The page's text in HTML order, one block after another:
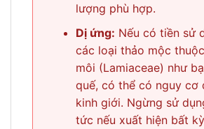
lượng phù hợp.
Dị ứng: Nếu có tiền sử
các loại thảo mộc
môi (Lamiaceae) như
quế, có thể có nguy cơ
kinh giới. Ngừng sử
tức nếu xuất hiện bất